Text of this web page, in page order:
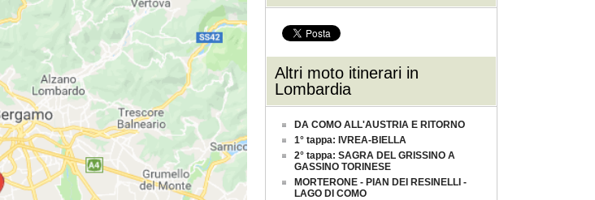
Altri moto itinerari in
Lombardia
DA COMO ALL'AUSTRIA E RITORNO
1° tappa: IVREA-BIELLA
2° tappa: SAGRA DEL GRISSINO A
GASSINO TORINESE
MORTERONE - PIAN DEI RESINELLI -
LAGO DI COMO